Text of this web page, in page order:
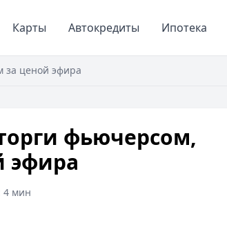
Карты Автокредиты Ипотека
ценой эфира
фьючерсом,
эфира
4 мин